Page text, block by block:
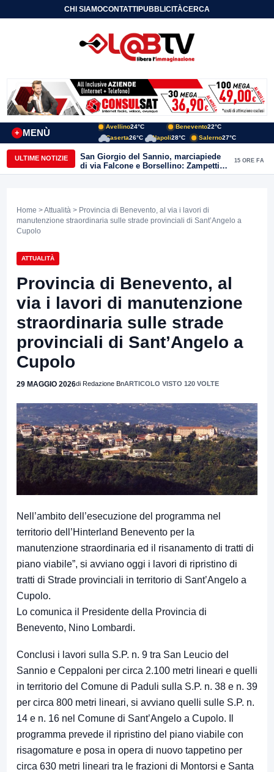
CHI SIAMOCONTATTIPUBBLICITÀCERCA
MENÙ
+
Avellino24°C Benevento22°C
Caserta26°C Napoli28°C Salerno27°C
ULTIME NOTIZIE
San Giorgio del Sannio, marciapiede
di via Falcone e Borsellino: Zampetti e
Lombardi replicano alle polemiche
15 ORE FA
Home >Attualità > Provincia di Benevento, al via i lavori di
manutenzione straordinaria sulle strade provinciali di Sant’Angelo a
Cupolo
ATTUALITÀ
Provincia di Benevento, al
via i lavori di manutenzione
straordinaria sulle strade
provinciali di Sant’Angelo a
Cupolo
29 MAGGIO 2026di Redazione BnARTICOLO VISTO 120 VOLTE
Nell’ambito dell’esecuzione del programma nel
territorio dell’Hinterland Benevento per la
manutenzione straordinaria ed il risanamento di tratti di
piano viabile”, si avviano oggi i lavori di ripristino di
tratti di Strade provinciali in territorio di Sant’Angelo a
Cupolo.
Lo comunica il Presidente della Provincia di
Benevento, Nino Lombardi.
Conclusi i lavori sulla S.P. n. 9 tra San Leucio del
Sannio e Ceppaloni per circa 2.100 metri lineari e quelli
in territorio del Comune di Paduli sulla S.P. n. 38 e n. 39
per circa 800 metri lineari, si avviano quelli sulle S.P. n.
14 e n. 16 nel Comune di Sant’Angelo a Cupolo. Il
programma prevede il ripristino del piano viabile con
risagomature e posa in opera di nuovo tappetino per
circa 630 metri lineari tra le frazioni di Montorsi e Santa